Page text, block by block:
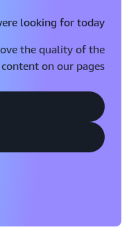
looking for today?
the quality of the
content on our pages